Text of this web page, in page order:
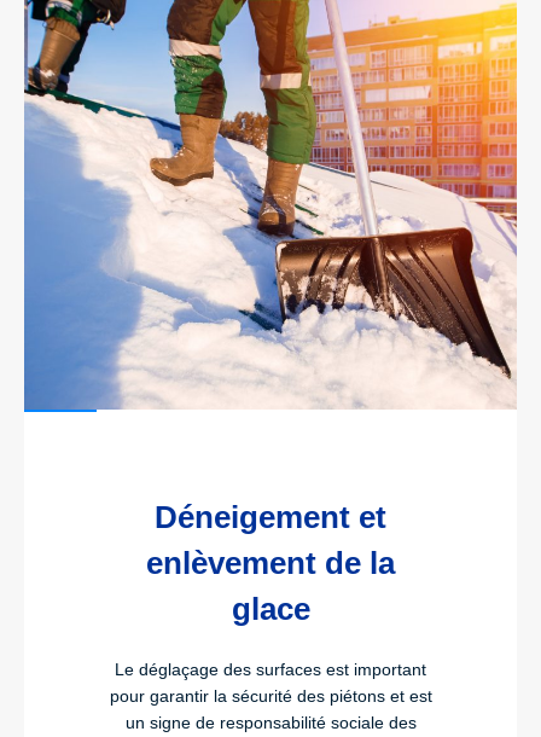
Déneigement et
enlèvement de la
glace
Le déglaçage des surfaces est important
pour garantir la sécurité des piétons et est
un signe de responsabilité sociale des